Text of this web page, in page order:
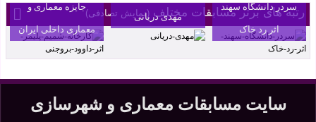
رتبه های برتر مسابقات مختلف (نمایش تصادفی)
سردر دانشگاه سهند
اثر رد خاک
مهدی دریانی
جایزه معماری و
معماری داخلی ایران
سایت مسابقات معماری و شهرسازی